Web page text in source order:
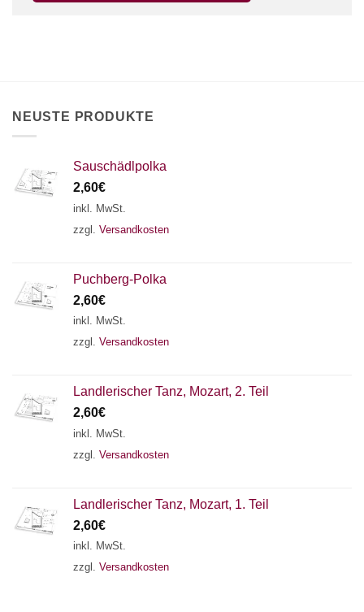
NEUSTE PRODUKTE
Sauschädlpolka
2,60€
inkl. MwSt.
zzgl. Versandkosten
Puchberg-Polka
2,60€
inkl. MwSt.
zzgl. Versandkosten
Landlerischer Tanz, Mozart, 2. Teil
2,60€
inkl. MwSt.
zzgl. Versandkosten
Landlerischer Tanz, Mozart, 1. Teil
2,60€
inkl. MwSt.
zzgl. Versandkosten